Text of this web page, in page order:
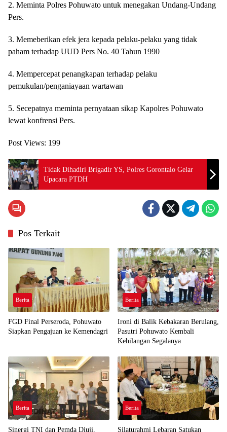
2. Meminta Polres Pohuwato untuk menegakan Undang-Undang
Pers.
3. Memeberikan efek jera kepada pelaku-pelaku yang tidak
paham terhadap UUD Pers No. 40 Tahun 1990
4. Mempercepat penangkapan terhadap pelaku
pemukulan/penganiayaan wartawan
5. Secepatnya meminta pernyataan sikap Kapolres Pohuwato
lewat konfrensi Pers.
Post Views: 199
Tidak Dihadiri Brigadir YS, Polres Gorontalo Gelar
Upacara PTDH
Pos Terkait
Berita
FGD Final Perseroda, Pohuwato
Siapkan Pengajuan ke Kemendagri
Berita
Ironi di Balik Kebakaran Berulang,
Pasutri Pohuwato Kembali
Kehilangan Segalanya
Berita
Sinergi TNI dan Pemda Diuji,
Berita
Silaturahmi Lebaran Satukan